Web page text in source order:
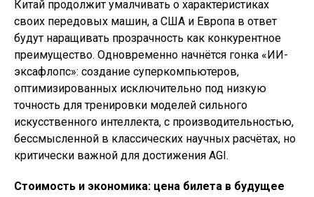
Китай продолжит умалчивать о характеристиках
своих передовых машин, а США и Европа в ответ
будут наращивать прозрачность как конкурентное
преимущество. Одновременно начнётся гонка «ИИ-
эксафлопс»: создание суперкомпьютеров,
оптимизированных исключительно под низкую
точность для тренировки моделей сильного
искусственного интеллекта, с производительностью,
бессмысленной в классических научных расчётах, но
критически важной для достижения AGI.
Стоимость и экономика: цена билета в будущее